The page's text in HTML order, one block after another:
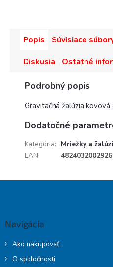
Popis Súvisiace
Diskusia
Ostatné
Podrobný popis
Gravitačná žalúzia
Dodatočné
Kategória:
Mriežky a
EAN: 4824032002926
Navigácia
Ako nakupovať
O spoločnosti